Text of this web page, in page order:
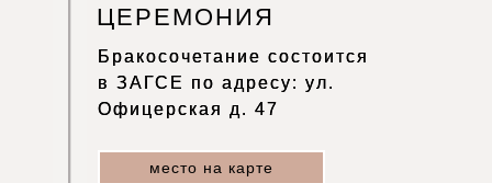
ЦЕРЕМОНИЯ
Бракосочетание состоится
в ЗАГСЕ по адресу: ул.
Офицерская д. 47
Бракосочетание состоится
в ЗАГСЕ по адресу: ул.
Офицерская д. 47
место на карте